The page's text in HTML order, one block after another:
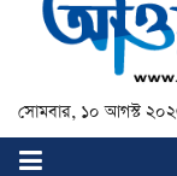
সোমবার, ১০ আগস্ট